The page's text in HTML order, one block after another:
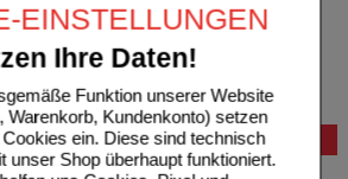
EINSTELLUNGEN
Ihre Daten!
Funktion unserer Website
Warenkorb, Kundenkonto) setzen
ein. Diese sind technisch
unser Shop überhaupt funktioniert.
Bestellung
Hilfe zur Anmeldung